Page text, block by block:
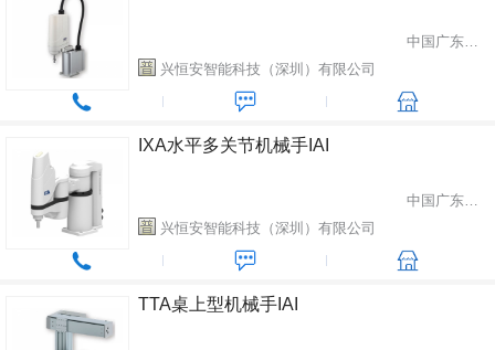
中国广东省深圳市
兴恒安智能科技（深圳）有限公司
IXA水平多关节机械手IAI
中国广东省深圳市
兴恒安智能科技（深圳）有限公司
TTA桌上型机械手IAI